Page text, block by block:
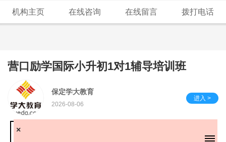
机构主页 在线咨询 在线留言 拨打电话
营口励学国际小升初1对1辅导培训班
保定学大教育
2026-08-06
进入 >
×